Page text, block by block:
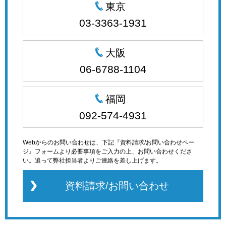
東京
03-3363-1931
大阪
06-6788-1104
福岡
092-574-4931
Webからのお問い合わせは、下記『資料請求/お問い合わせペー
ジ』フォームより必要事項をご入力の上、お問い合わせくださ
い。追って弊社担当者よりご連絡を差し上げます。
資料請求/お問い合わせ